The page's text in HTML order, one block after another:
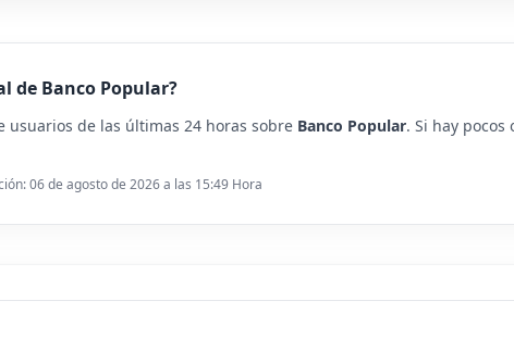
de Banco Popular?
usuarios de las últimas 24 horas sobre Banco Popular. Si hay
06 de agosto de 2026 a las 15:49 Hora